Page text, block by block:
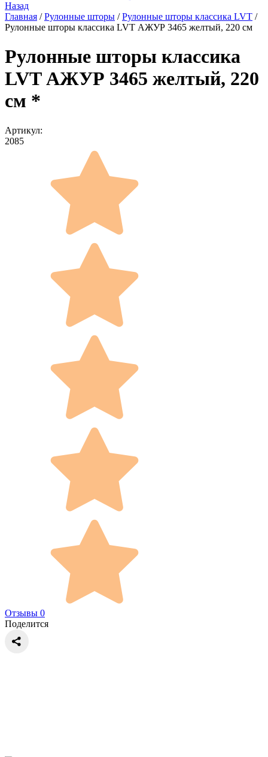
Назад
Главная / Рулонные шторы / Рулонные шторы классика LVT /
Рулонные шторы классика LVT АЖУР 3465 желтый, 220 см
Рулонные шторы классика
LVT АЖУР 3465 желтый, 220
см *
Артикул:
2085
Отзывы 0
Поделится